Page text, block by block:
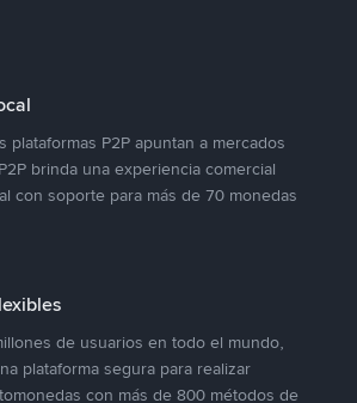
plataformas P2P apuntan a mercados
brinda una experiencia comercial
con soporte para más de 70 monedas
de usuarios en todo el mundo,
plataforma segura para realizar
con más de 800 métodos de